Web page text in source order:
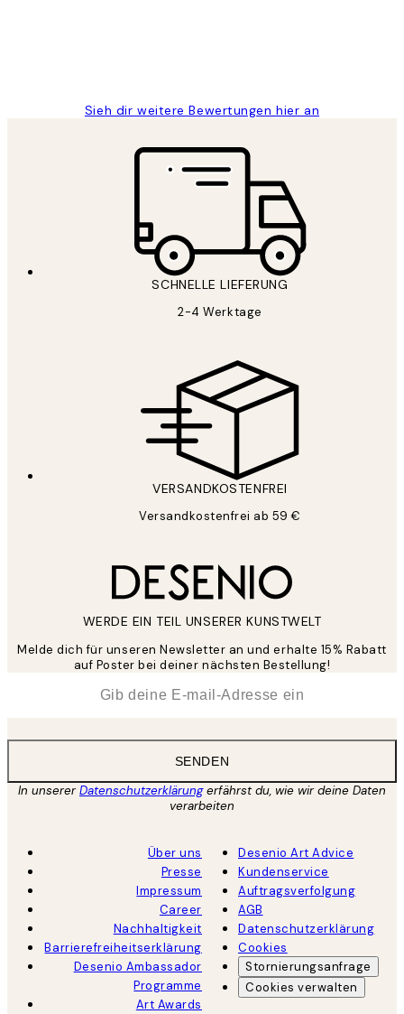
Sieh dir weitere Bewertungen hier an
SCHNELLE LIEFERUNG
2-4 Werktage
VERSANDKOSTENFREI
Versandkostenfrei ab 59 €
WERDE EIN TEIL UNSERER KUNSTWELT
Melde dich für unseren Newsletter an und erhalte 15% Rabatt
auf Poster bei deiner nächsten Bestellung!
SENDEN
In unsererDatenschutzerklärungerfährst du, wie wir deine Daten
verarbeiten
Über uns
Presse
Impressum
Career
Nachhaltigkeit
Barrierefreiheitserklärung
Desenio Ambassador
Programme
Art Awards
Desenio Art Advice
Kundenservice
Auftragsverfolgung
AGB
Datenschutzerklärung
Cookies
Stornierungsanfrage
Cookies verwalten